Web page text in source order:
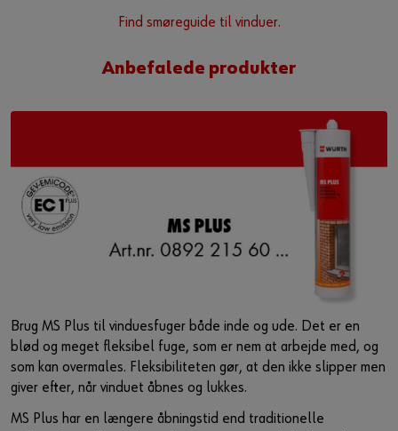
Find smøreguide til vinduer.
Anbefalede produkter
Brug MS Plus til vinduesfuger både inde og ude. Det er en
blød og meget fleksibel fuge, som er nem at arbejde med, og
som kan overmales. Fleksibiliteten gør, at den ikke slipper men
giver efter, når vinduet åbnes og lukkes.
MS Plus har en længere åbningstid end traditionelle